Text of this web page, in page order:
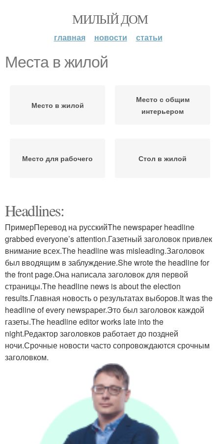
МИЛЫЙ ДОМ
главная новости статьи
Места в жилой
Место в жилой
Место с общим
интерьером
Место для рабочего Стол в жилой
Headlines:
ПримерПеревод на русскийThe newspaper headline
grabbed everyone’s attention.Газетный заголовок привлек
внимание всех.The headline was misleading.Заголовок
был вводящим в заблуждение.She wrote the headline for
the front page.Она написала заголовок для первой
страницы.The headline news is about the election
results.Главная новость о результатах выборов.It was the
headline of every newspaper.Это был заголовок каждой
газеты.The headline editor works late into the
night.Редактор заголовков работает до поздней
ночи.Срочные новости часто сопровождаются срочным
заголовком.